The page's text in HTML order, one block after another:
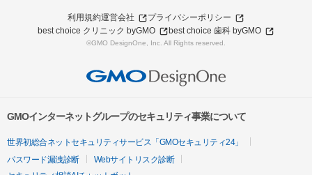
利用規約運営会社
プライバシーポリシー
best choice クリニック byGMO
best choice 歯科 byGMO
©GMO DesignOne, Inc. All Rights reserved.
GMOインターネットグループのセキュリティ事業について
世界初総合ネットセキュリティサービス「GMOセキュリティ24」
パスワード漏洩診断
Webサイトリスク診断